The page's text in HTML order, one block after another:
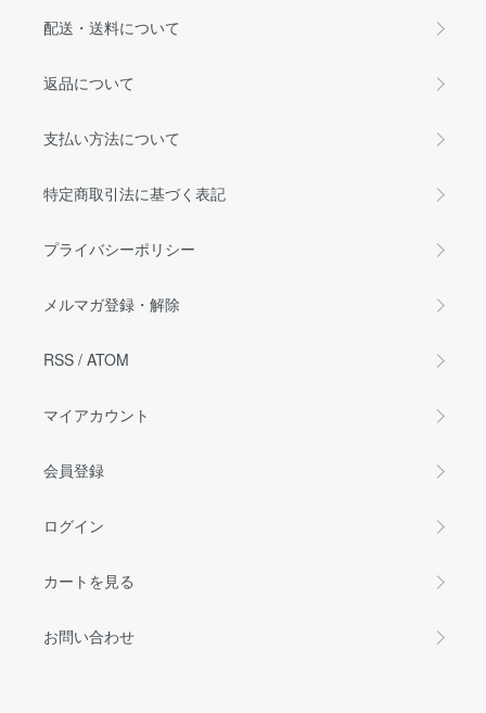
配送・送料について
返品について
支払い方法について
特定商取引法に基づく表記
プライバシーポリシー
メルマガ登録・解除
RSS / ATOM
マイアカウント
会員登録
ログイン
カートを見る
お問い合わせ